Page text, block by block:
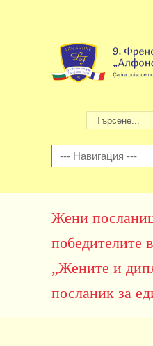
Навигация
Жени
победителите
„Жените и
посланик за